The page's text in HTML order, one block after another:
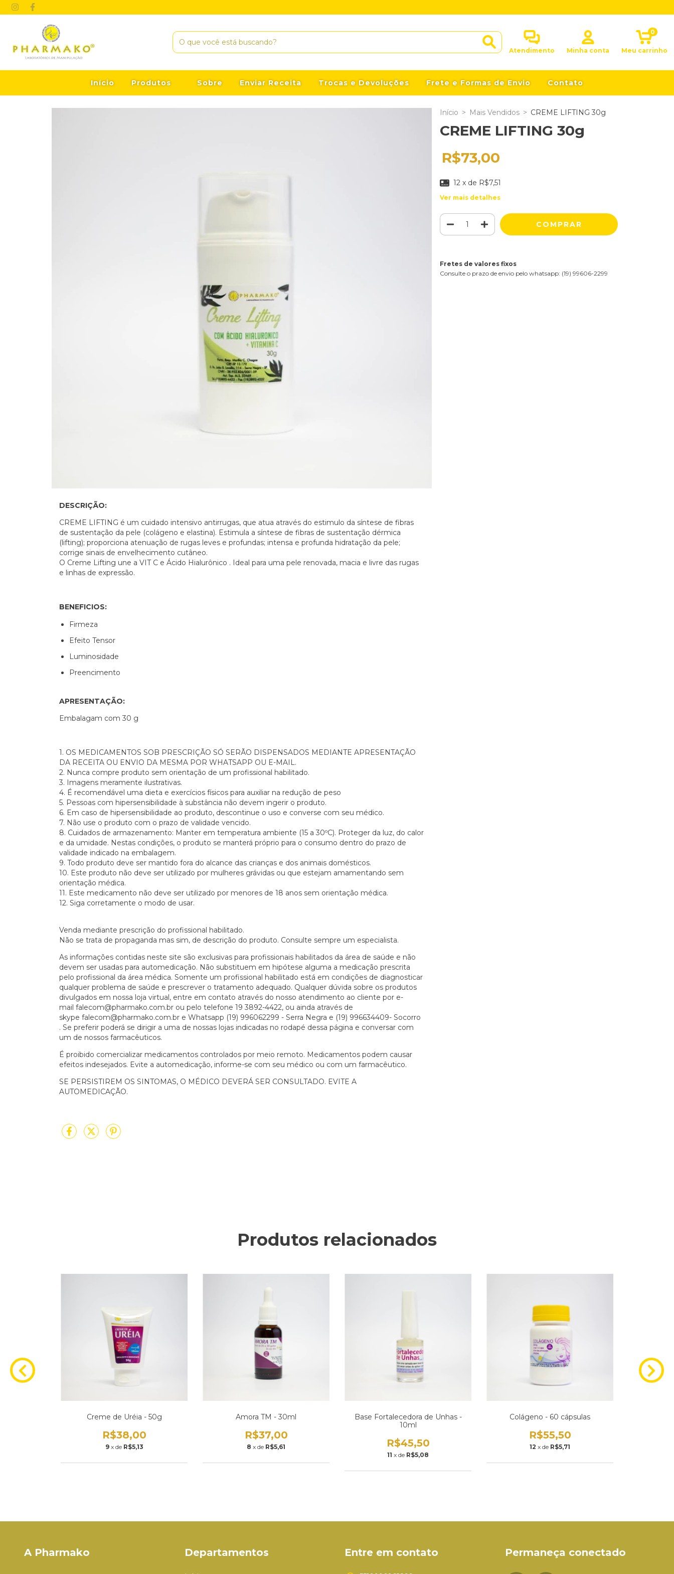
Atendimento Minha conta Meu carrinho
0
Início Produtos Sobre Enviar Receita Trocas e Devoluções Frete e Formas de Envio Contato
DESCRIÇÃO:
CREME LIFTING é um cuidado intensivo antirrugas, que atua através do estimulo da síntese de fibras
de sustentação da pele (colágeno e elastina). Estimula a síntese de fibras de sustentação dérmica
(lifting); proporciona atenuação de rugas leves e profundas; intensa e profunda hidratação da pele;
corrige sinais de envelhecimento cutâneo.
O Creme Lifting une a VIT C e Ácido Hialurônico . Ideal para uma pele renovada, macia e livre das rugas
e linhas de expressão.
BENEFICIOS:
Firmeza
Efeito Tensor
Luminosidade
Preencimento
APRESENTAÇÃO:
Embalagam com 30 g
1. OS MEDICAMENTOS SOB PRESCRIÇÃO SÓ SERÃO DISPENSADOS MEDIANTE APRESENTAÇÃO
DA RECEITA OU ENVIO DA MESMA POR WHATSAPP OU E-MAIL.
2. Nunca compre produto sem orientação de um profissional habilitado.
3. Imagens meramente ilustrativas.
4. É recomendável uma dieta e exercícios físicos para auxiliar na redução de peso
5. Pessoas com hipersensibilidade à substância não devem ingerir o produto.
6. Em caso de hipersensibilidade ao produto, descontinue o uso e converse com seu médico.
7. Não use o produto com o prazo de validade vencido.
8. Cuidados de armazenamento: Manter em temperatura ambiente (15 a 30ºC). Proteger da luz, do calor
e da umidade. Nestas condições, o produto se manterá próprio para o consumo dentro do prazo de
validade indicado na embalagem.
9. Todo produto deve ser mantido fora do alcance das crianças e dos animais domésticos.
10. Este produto não deve ser utilizado por mulheres grávidas ou que estejam amamentando sem
orientação médica.
11. Este medicamento não deve ser utilizado por menores de 18 anos sem orientação médica.
12. Siga corretamente o modo de usar.
Venda mediante prescrição do profissional habilitado.
Não se trata de propaganda mas sim, de descrição do produto. Consulte sempre um especialista.
As informações contidas neste site são exclusivas para profissionais habilitados da área de saúde e não
devem ser usadas para automedicação. Não substituem em hipótese alguma a medicação prescrita
pelo profissional da área médica. Somente um profissional habilitado está em condições de diagnosticar
qualquer problema de saúde e prescrever o tratamento adequado. Qualquer dúvida sobre os produtos
divulgados em nossa loja virtual, entre em contato através do nosso atendimento ao cliente por e-
mail falecom@pharmako.com.br ou pelo telefone 19 3892-4422, ou ainda através de
skype falecom@pharmako.com.br e Whatsapp (19) 996062299 - Serra Negra e (19) 996634409- Socorro
. Se preferir poderá se dirigir a uma de nossas lojas indicadas no rodapé dessa página e conversar com
um de nossos farmacêuticos.
É proibido comercializar medicamentos controlados por meio remoto. Medicamentos podem causar
efeitos indesejados. Evite a automedicação, informe-se com seu médico ou com um farmacêutico.
SE PERSISTIREM OS SINTOMAS, O MÉDICO DEVERÁ SER CONSULTADO. EVITE A
AUTOMEDICAÇÃO.
Início > Mais Vendidos > CREME LIFTING 30g
CREME LIFTING 30g
R$73,00
12 x de R$7,51
Ver mais detalhes
Fretes de valores fixos
Consulte o prazo de envio pelo whatsapp: (19) 99606-2299
Produtos relacionados
Creme de Uréia - 50g
R$38,00
9 x de R$5,13
Amora TM - 30ml
R$37,00
8 x de R$5,61
Base Fortalecedora de Unhas -
10ml
R$45,50
11 x de R$5,08
Colágeno - 60 cápsulas
R$55,50
12 x de R$5,71
A Pharmako Departamentos Entre em contato Permaneça conectado